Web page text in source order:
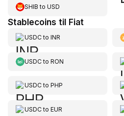
SHIB to USD
Stablecoins til Fiat
USDCto INR
USDCto RON
USDCto PHP
USDCto EUR